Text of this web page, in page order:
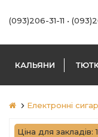
(093)206-31-11 •
КАЛЬЯНИ
Електронні
Ціна для закладів: